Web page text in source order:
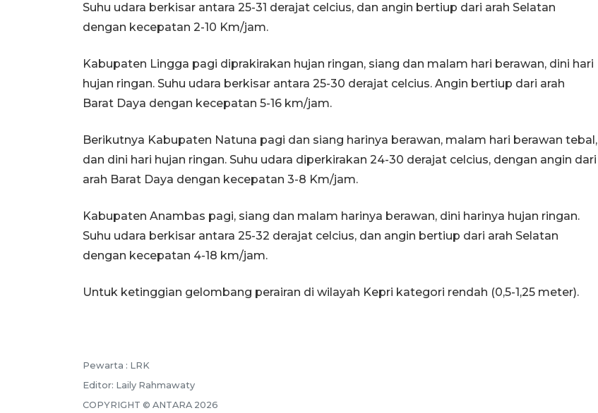
Suhu udara berkisar antara 25-31 derajat celcius, dan angin bertiup dari arah Selatan
dengan kecepatan 2-10 Km/jam.
Kabupaten Lingga pagi diprakirakan hujan ringan, siang dan malam hari berawan, dini hari
hujan ringan. Suhu udara berkisar antara 25-30 derajat celcius. Angin bertiup dari arah
Barat Daya dengan kecepatan 5-16 km/jam.
Berikutnya Kabupaten Natuna pagi dan siang harinya berawan, malam hari berawan tebal,
dan dini hari hujan ringan. Suhu udara diperkirakan 24-30 derajat celcius, dengan angin dari
arah Barat Daya dengan kecepatan 3-8 Km/jam.
Kabupaten Anambas pagi, siang dan malam harinya berawan, dini harinya hujan ringan.
Suhu udara berkisar antara 25-32 derajat celcius, dan angin bertiup dari arah Selatan
dengan kecepatan 4-18 km/jam.
Untuk ketinggian gelombang perairan di wilayah Kepri kategori rendah (0,5-1,25 meter).
Pewarta : LRK
Editor: Laily Rahmawaty
COPYRIGHT © ANTARA 2026
Distribusi logistik pemilu